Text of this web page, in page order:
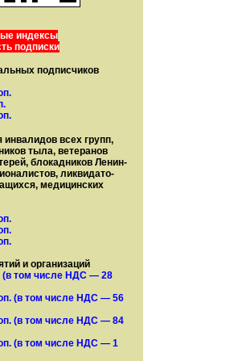
индексы
подписки
подписчиков
ин­ва­лидов всех групп,
тыла, ветеранов
бло­­кад­ни­ков Ле­нин­
лик­ви­да­то­
медицинских
и организаций
(в том числе НДС — 28
(в том числе НДС — 56
(в том числе НДС — 84
(в том числе НДС — 1